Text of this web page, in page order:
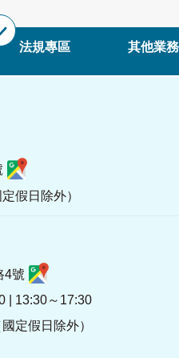
法規專區 其他業務
假日除外）
4號
| 13:30～17:30
定假日除外）